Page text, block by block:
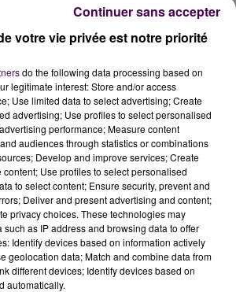
de cette journée avec Alex
votre vie privée est notre priorité
do the following data processing based on
legitimate interest: Store and/or access
Use limited data to select advertising; Create
advertising; Use profiles to select personalised
performance; Measure content
audiences through statistics or combinations
Develop and improve services; Create
Use profiles to select personalised
to select content; Ensure security, prevent and
Deliver and present advertising and content;
privacy choices. These technologies may
as IP address and browsing data to offer
Identify devices based on information actively
geolocation data; Match and combine data from
different devices; Identify devices based on
automatically.
Continuer sans accepter